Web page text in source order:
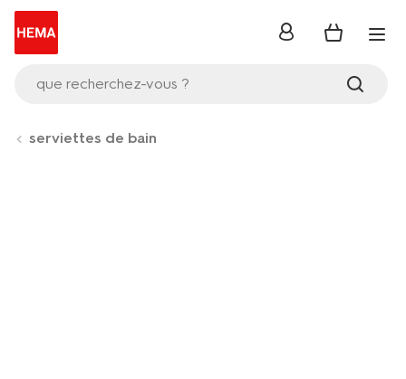
que recherchez-vous ?
se
serviettes de bain